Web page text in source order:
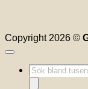
Copyright 2026 ©